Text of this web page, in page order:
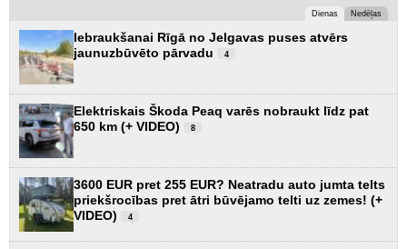
Dienas Nedēļas
Iebraukšanai Rīgā no Jelgavas puses atvērs
jaunuzbūvēto pārvadu
4
Elektriskais Škoda Peaq varēs nobraukt līdz pat
650 km (+ VIDEO)
8
3600 EUR pret 255 EUR? Neatradu auto jumta telts
priekšrocības pret ātri būvējamo telti uz zemes! (+
VIDEO)
4